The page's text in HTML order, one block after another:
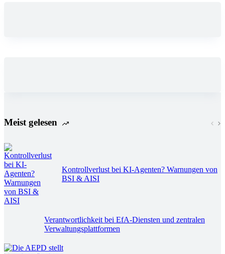
Meist gelesen
Kontrollverlust bei KI-Agenten? Warnungen von
BSI & AISI
Verantwortlichkeit bei EfA-Diensten und zentralen
Verwaltungsplattformen